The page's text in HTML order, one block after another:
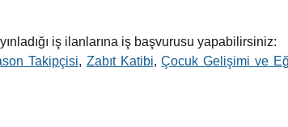
iş ilanlarına iş başvurusu yapabilirsiniz:
Takipçisi, Zabıt Katibi,Çocuk Gelişimi ve